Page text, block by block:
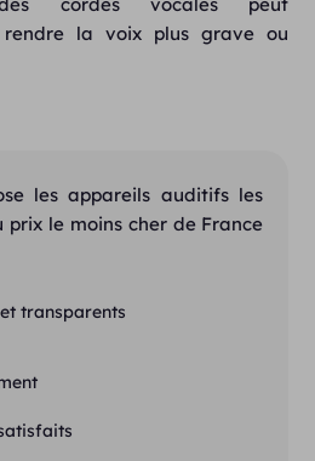
rendre la voix plus grave ou
les appareils auditifs les
prix le moins cher de France
transparents